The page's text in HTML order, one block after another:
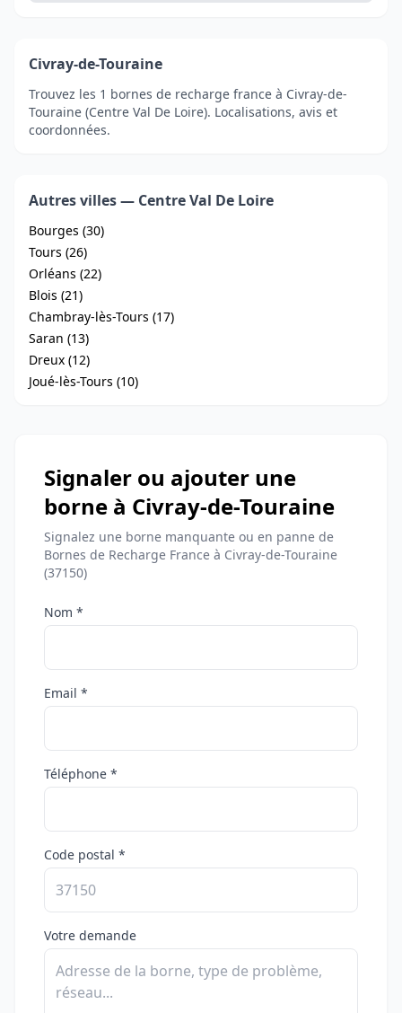
Civray-de-Touraine
Trouvez les 1 bornes de recharge france à Civray-de-
Touraine (Centre Val De Loire). Localisations, avis et
coordonnées.
Autres villes — Centre Val De Loire
Bourges (30)
Tours (26)
Orléans (22)
Blois (21)
Chambray-lès-Tours (17)
Saran (13)
Dreux (12)
Joué-lès-Tours (10)
Signaler ou ajouter une
borne à Civray-de-Touraine
Signalez une borne manquante ou en panne de
Bornes de Recharge France à Civray-de-Touraine
(37150)
Nom *
Email *
Téléphone *
Code postal *
Votre demande